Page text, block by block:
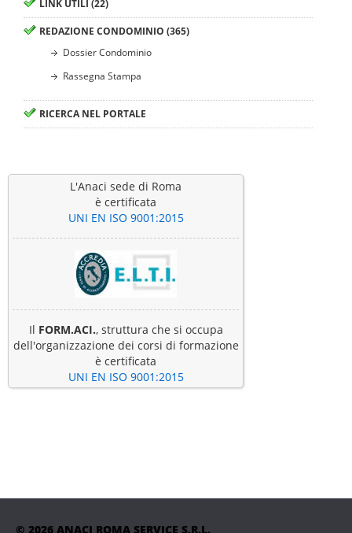
LINK UTILI (22)
REDAZIONE CONDOMINIO (365)
Dossier Condominio
Rassegna Stampa
RICERCA NEL PORTALE
L'Anaci sede di Roma
è certificata
UNI EN ISO 9001:2015
Il FORM.ACI., struttura che si occupa
dell'organizzazione dei corsi di formazione
è certificata
UNI EN ISO 9001:2015
© 2026 ANACI ROMA SERVICE S.R.L.